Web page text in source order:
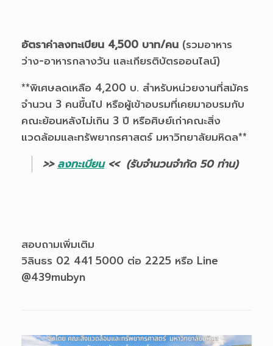
อัตราค่าลงทะเบียน 4,500 บาท/คน (รวมอาหาร
ว่าง-อาหารกลางวัน และเกียรติบัตรออนไลน์)
**พิเศษลดเหลือ 4,200 บ. สำหรับหน่วยงานที่สมัคร
จำนวน 3 คนขึ้นไป หรือผู้เข้าอบรมที่เคยมาอบรมกับ
คณะย้อนหลังไม่เกิน 3 ปี หรือศิษย์เก่าคณะสิ่ง
แวดล้อมและทรัพยากรศาสตร์ มหาวิทยาลัยมหิดล**
>>ลงทะเบียน<< (รับจำนวนจำกัด 50 ท่าน)
สอบถามเพิ่มเติม
วิลินธร 02 441 5000 ต่อ 2225 หรือ Line
@439mubyn